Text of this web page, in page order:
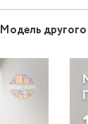
Модель другого